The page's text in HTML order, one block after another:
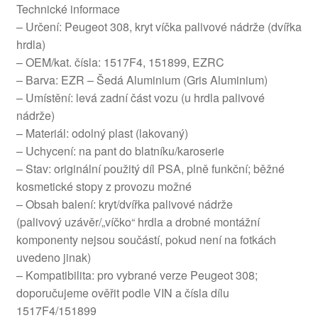
Technické informace
– Určení: Peugeot 308, kryt víčka palivové nádrže (dvířka
hrdla)
– OEM/kat. čísla: 1517F4, 151899, EZRC
– Barva: EZR – Šedá Aluminium (Gris Aluminium)
– Umístění: levá zadní část vozu (u hrdla palivové
nádrže)
– Materiál: odolný plast (lakovaný)
– Uchycení: na pant do blatníku/karoserie
– Stav: originální použitý díl PSA, plně funkční; běžné
kosmetické stopy z provozu možné
– Obsah balení: kryt/dvířka palivové nádrže
(palivový uzávěr/„víčko“ hrdla a drobné montážní
komponenty nejsou součástí, pokud není na fotkách
uvedeno jinak)
– Kompatibilita: pro vybrané verze Peugeot 308;
doporučujeme ověřit podle VIN a čísla dílu
1517F4/151899